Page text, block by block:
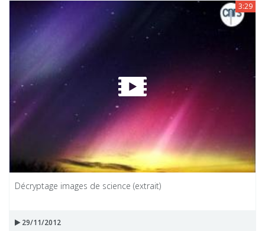
3:29
Décryptage images de science (extrait)
29/11/2012